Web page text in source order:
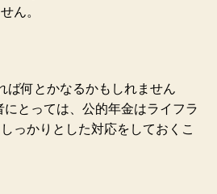
ん。
ば何とかなるかもしれません
とっては、公的年金はライフラ
っかりとした対応をしておくこ